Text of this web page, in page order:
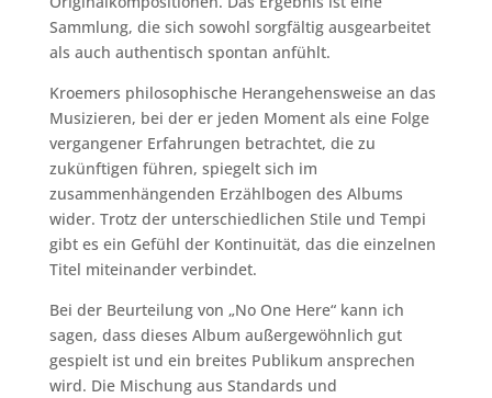
Sammlung, die sich sowohl sorgfältig ausgearbeitet
als auch authentisch spontan anfühlt.
Kroemers philosophische Herangehensweise an das
Musizieren, bei der er jeden Moment als eine Folge
vergangener Erfahrungen betrachtet, die zu
zukünftigen führen, spiegelt sich im
zusammenhängenden Erzählbogen des Albums
wider. Trotz der unterschiedlichen Stile und Tempi
gibt es ein Gefühl der Kontinuität, das die einzelnen
Titel miteinander verbindet.
Bei der Beurteilung von „No One Here“ kann ich
sagen, dass dieses Album außergewöhnlich gut
gespielt ist und ein breites Publikum ansprechen
wird. Die Mischung aus Standards und